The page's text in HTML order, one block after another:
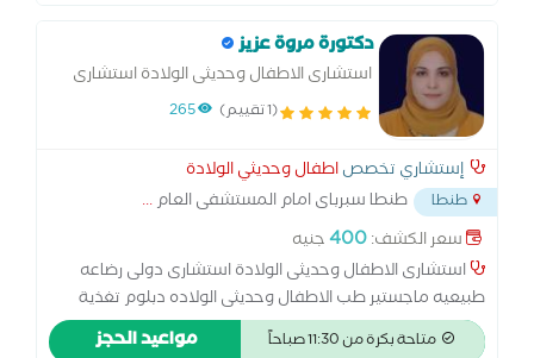
خدماته الطبية للأطفال من حديثي الولادة وحتى مرحلة
المراهقة، مع الاهتمام بمتابعة الحالة بدقة
دكتورة مروة عزيز
استشارى الاطفال وحديثى الولادة استشارى
دولى رضاعه طبيعيه ماجستير طب الاطفال
الدولى لاستشارى الرضاعه الطبيعيه
(1 تقييم) 265
إستشاري تخصصاطفال وحديثي الولادة
طنطا طنطا سبرباى امام المستشفى العام...
سعر الكشف:400جنيه
استشارى الاطفال وحديثى الولادة استشارى دولى رضاعه
طبيعيه ماجستير طب الاطفال وحديثى الولاده دبلوم تغذية
الاطفال البورد الدولى لاستشارى الرضاعه الطبيعيه
متاحة بكرة من 11:30 صباحاً مواعيد الحجز